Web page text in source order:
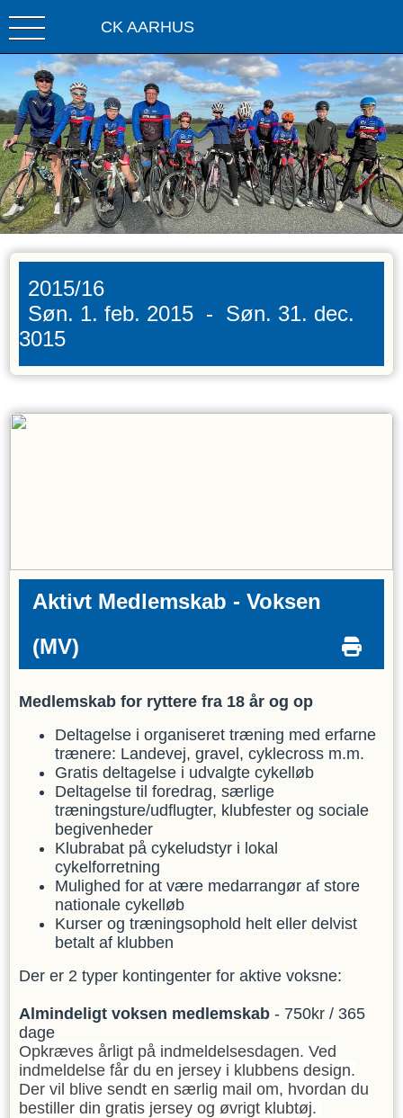
CK AARHUS
2015/16
Søn. 1. feb. 2015 - Søn. 31. dec.
3015
Aktivt Medlemskab - Voksen
(MV)
Medlemskab for ryttere fra 18 år og op
Deltagelse i organiseret træning med erfarne
trænere: Landevej, gravel, cyklecross m.m.
Gratis deltagelse i udvalgte cykelløb
Deltagelse til foredrag, særlige
træningsture/udflugter, klubfester og sociale
begivenheder
Klubrabat på cykeludstyr i lokal
cykelforretning
Mulighed for at være medarrangør af store
nationale cykelløb
Kurser og træningsophold helt eller delvist
betalt af klubben
Der er 2 typer kontingenter for aktive voksne:
Almindeligt voksen medlemskab - 750kr / 365
dage
Opkræves årligt på indmeldelsesdagen. Ved
indmeldelse får du en jersey i klubbens design.
Der vil blive sendt en særlig mail om, hvordan du
bestiller din gratis jersey og øvrigt klubtøj.